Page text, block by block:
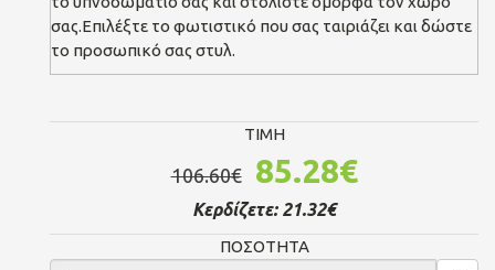
σας.Επιλέξτε το φωτιστικό που σας ταιριάζει και δώστε
το προσωπικό σας στυλ.
TIMH
106.60€ 85.28€
Κερδίζετε: 21.32€
ΠΟΣΟΤΗΤΑ